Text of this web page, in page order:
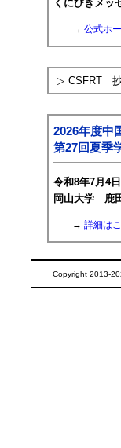
くにびきメッ
→ 公式ホ
▷ CSFRT
2026年度中
第27回夏季
令和8年7月4
岡山大学 鹿
→ 詳細は
Copyright 2013-